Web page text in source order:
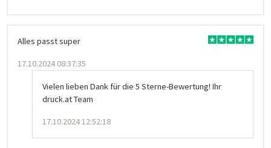
Alles passt super
17.10.2024 08:37:35
Vielen lieben Dank für die 5 Sterne-Bewertung! Ihr
druck.at Team
17.10.2024 12:52:18